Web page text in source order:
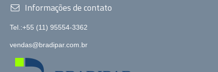
Informações de contato
Tel.:+55 (11) 95554-3362
vendas@bradipar.com.br